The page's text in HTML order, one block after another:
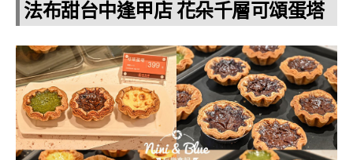
法布甜台中逢甲店 花朵千層可頌蛋塔